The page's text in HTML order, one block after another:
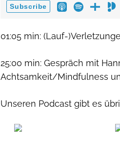
01:05 min: (Lauf-
25:00 min: Gespräch mit
Achtsamkeit/Mindfulness
Unseren Podcast gibt es